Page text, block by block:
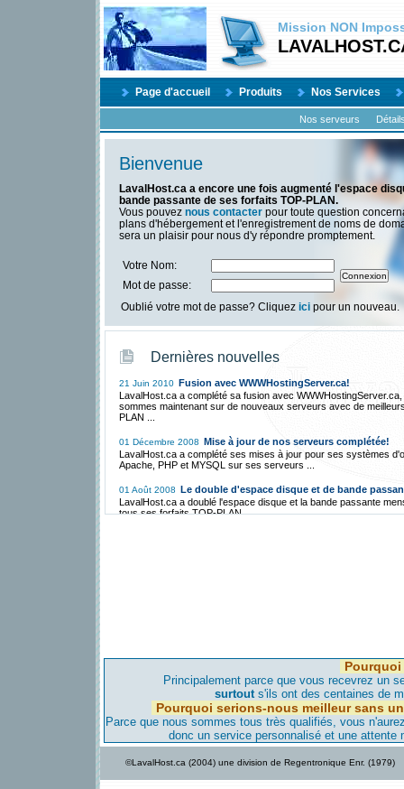
Mission NON
Page d'accueil Produits Nos Services
Nos serveurs
Bienvenue
LavalHost.ca a encore une fois augmenté l'espace
bande passante de ses forfaits TOP-PLAN.
Vous pouvez nous contacter pour toute question
plans d'hébergement et l'enregistrement de noms de
sera un plaisir pour nous d'y répondre promptement.
Votre Nom:
Mot de passe:
Oublié votre mot de passe? Cliquez ici pour un nouveau.
Dernières nouvelles
21 Juin 2010 Fusion avec WWWHostingServer.ca!
LavalHost.ca a complété sa fusion avec
sommes maintenant sur de nouveaux serveurs avec de
PLAN ...
01 Décembre 2008 Mise à jour de nos serveurs complétée!
LavalHost.ca a complété ses mises à jour pour ses systèmes
Apache, PHP et MYSQL sur ses serveurs ...
01 Août 2008 Le double d'espace disque et de bande
LavalHost.ca a doublé l'espace disque et la bande passante
tous ses forfaits TOP-PLAN ...
LavalHost.ca est déjà transféré vers notre serveur de Montréal,
aviserons nos clients avant de faire migrer leur site dans les
08 Avril 2007 Nouveau serveur maintenant à Montréal!
Pour améliorer, encore plus, notre qualité d'hébergement et
vitesse d'accès encore plus élevée nous avons un nouveau
Montréal...
support!
Principalement parce que vous recevrez un
surtouts'ils ont des centaines de
Pourquoi serions-nous meilleur sans
Parce que nous sommes tous très qualifiés, vous
donc un service personnalisé et une attente
©LavalHost.ca (2004) une division de Regentronique Enr. (1979)